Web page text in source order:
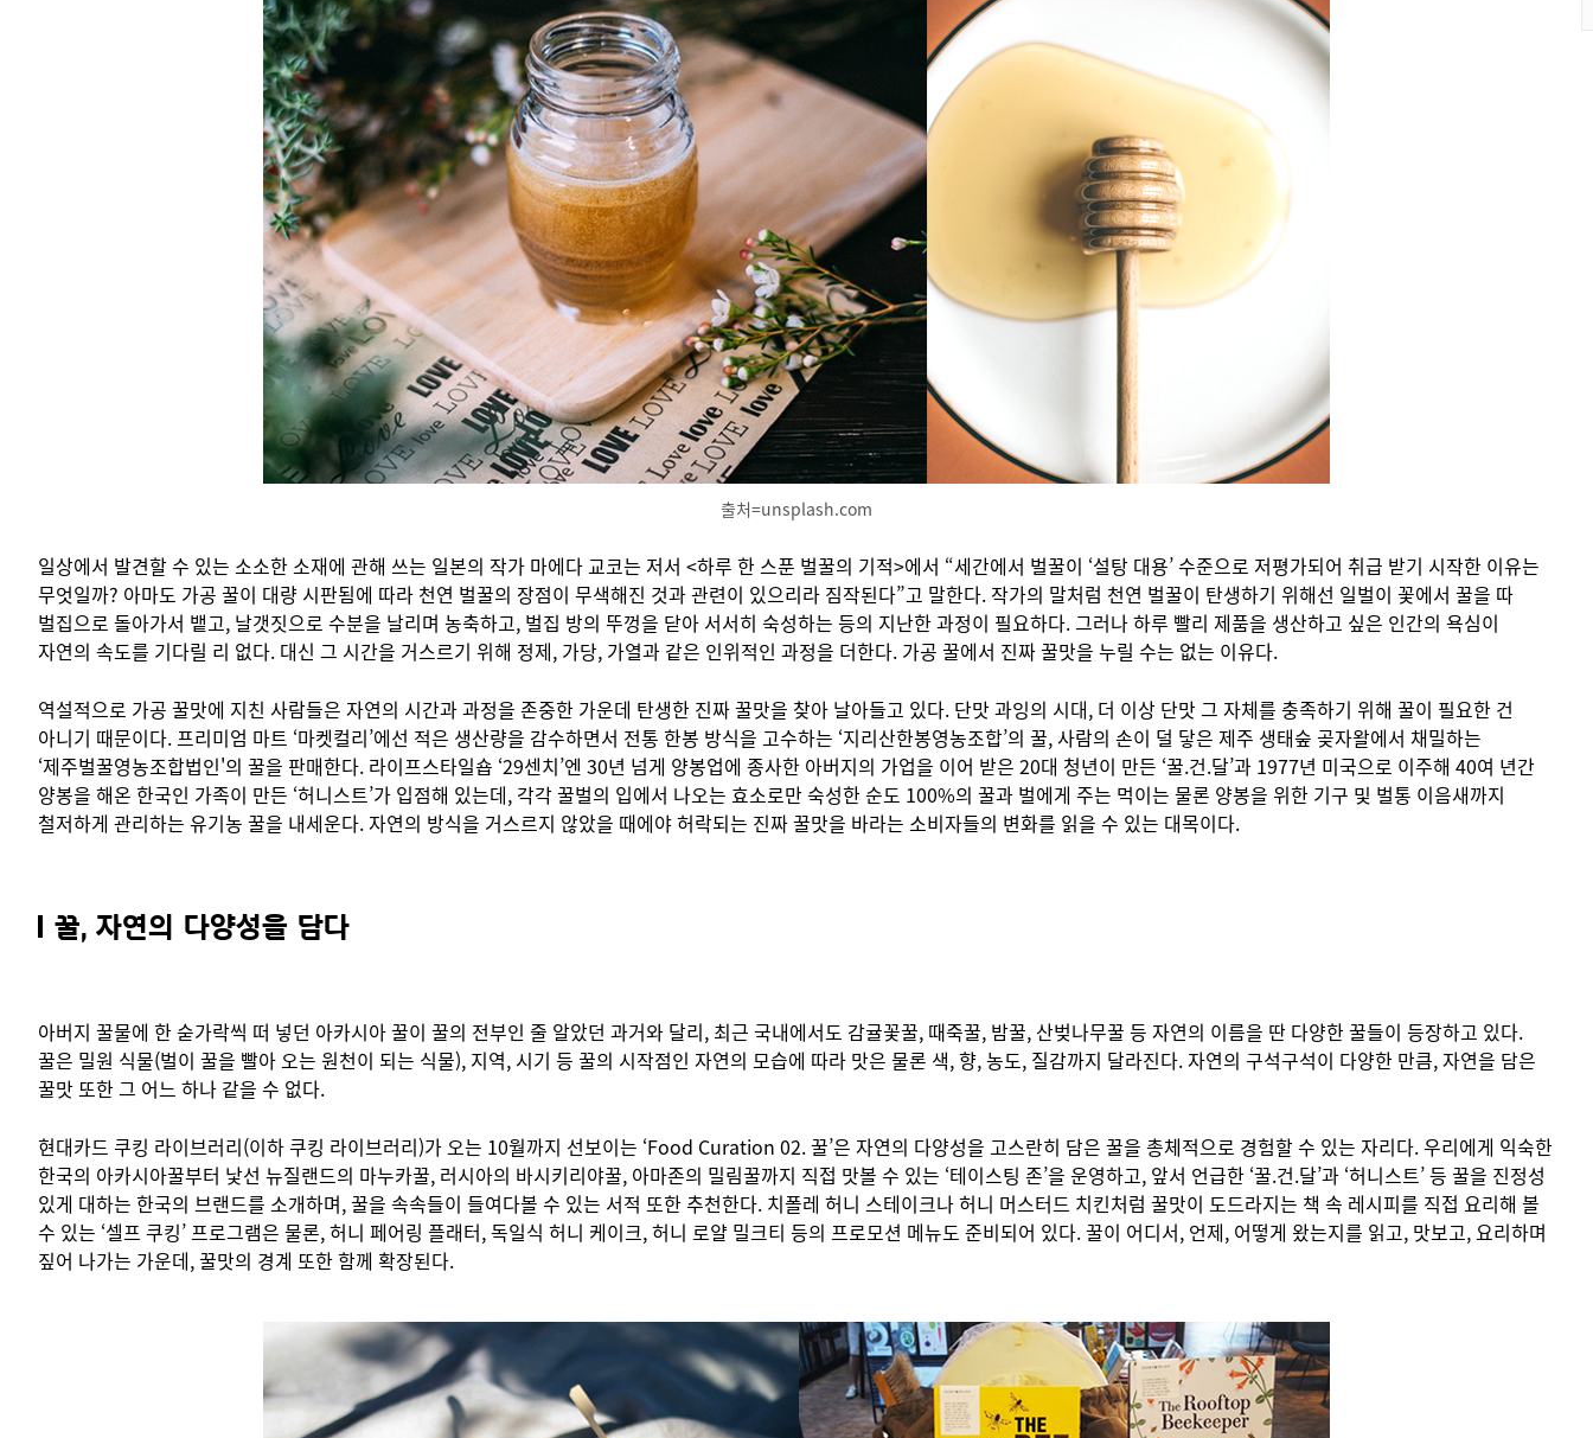
출처=unsplash.com
일상에서 발견할 수 있는 소소한 소재에 관해 쓰는 일본의 작가 마에다 교코는 저서 <하루 한 스푼 벌꿀의 기적>에서 “세간에서 벌꿀이 ‘설탕 대용’ 수준으로 저평가되어 취급 받기 시작한 이유는
무엇일까? 아마도 가공 꿀이 대량 시판됨에 따라 천연 벌꿀의 장점이 무색해진 것과 관련이 있으리라 짐작된다”고 말한다. 작가의 말처럼 천연 벌꿀이 탄생하기 위해선 일벌이 꽃에서 꿀을 따
벌집으로 돌아가서 뱉고, 날갯짓으로 수분을 날리며 농축하고, 벌집 방의 뚜껑을 닫아 서서히 숙성하는 등의 지난한 과정이 필요하다. 그러나 하루 빨리 제품을 생산하고 싶은 인간의 욕심이
자연의 속도를 기다릴 리 없다. 대신 그 시간을 거스르기 위해 정제, 가당, 가열과 같은 인위적인 과정을 더한다. 가공 꿀에서 진짜 꿀맛을 누릴 수는 없는 이유다.
역설적으로 가공 꿀맛에 지친 사람들은 자연의 시간과 과정을 존중한 가운데 탄생한 진짜 꿀맛을 찾아 날아들고 있다. 단맛 과잉의 시대, 더 이상 단맛 그 자체를 충족하기 위해 꿀이 필요한 건
아니기 때문이다. 프리미엄 마트 ‘마켓컬리’에선 적은 생산량을 감수하면서 전통 한봉 방식을 고수하는 ‘지리산한봉영농조합’의 꿀, 사람의 손이 덜 닿은 제주 생태숲 곶자왈에서 채밀하는
‘제주벌꿀영농조합법인'의 꿀을 판매한다. 라이프스타일숍 ‘29센치’엔 30년 넘게 양봉업에 종사한 아버지의 가업을 이어 받은 20대 청년이 만든 ‘꿀.건.달’과 1977년 미국으로 이주해 40여 년간
양봉을 해온 한국인 가족이 만든 ‘허니스트’가 입점해 있는데, 각각 꿀벌의 입에서 나오는 효소로만 숙성한 순도 100%의 꿀과 벌에게 주는 먹이는 물론 양봉을 위한 기구 및 벌통 이음새까지
철저하게 관리하는 유기농 꿀을 내세운다. 자연의 방식을 거스르지 않았을 때에야 허락되는 진짜 꿀맛을 바라는 소비자들의 변화를 읽을 수 있는 대목이다.
꿀, 자연의 다양성을 담다
아버지 꿀물에 한 숟가락씩 떠 넣던 아카시아 꿀이 꿀의 전부인 줄 알았던 과거와 달리, 최근 국내에서도 감귤꽃꿀, 때죽꿀, 밤꿀, 산벚나무꿀 등 자연의 이름을 딴 다양한 꿀들이 등장하고 있다.
꿀은 밀원 식물(벌이 꿀을 빨아 오는 원천이 되는 식물), 지역, 시기 등 꿀의 시작점인 자연의 모습에 따라 맛은 물론 색, 향, 농도, 질감까지 달라진다. 자연의 구석구석이 다양한 만큼, 자연을 담은
꿀맛 또한 그 어느 하나 같을 수 없다.
현대카드 쿠킹 라이브러리(이하 쿠킹 라이브러리)가 오는 10월까지 선보이는 ‘Food Curation 02. 꿀’은 자연의 다양성을 고스란히 담은 꿀을 총체적으로 경험할 수 있는 자리다. 우리에게 익숙한
한국의 아카시아꿀부터 낯선 뉴질랜드의 마누카꿀, 러시아의 바시키리야꿀, 아마존의 밀림꿀까지 직접 맛볼 수 있는 ‘테이스팅 존’을 운영하고, 앞서 언급한 ‘꿀.건.달’과 ‘허니스트’ 등 꿀을 진정성
있게 대하는 한국의 브랜드를 소개하며, 꿀을 속속들이 들여다볼 수 있는 서적 또한 추천한다. 치폴레 허니 스테이크나 허니 머스터드 치킨처럼 꿀맛이 도드라지는 책 속 레시피를 직접 요리해 볼
수 있는 ‘셀프 쿠킹’ 프로그램은 물론, 허니 페어링 플래터, 독일식 허니 케이크, 허니 로얄 밀크티 등의 프로모션 메뉴도 준비되어 있다. 꿀이 어디서, 언제, 어떻게 왔는지를 읽고, 맛보고, 요리하며
짚어 나가는 가운데, 꿀맛의 경계 또한 함께 확장된다.